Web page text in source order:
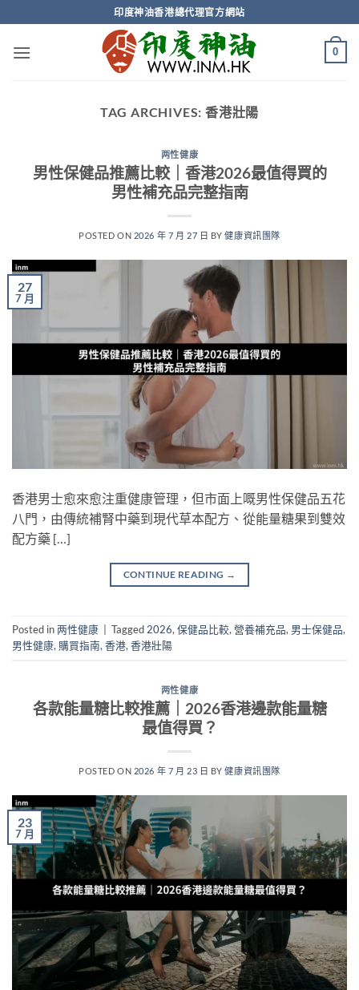
to
content
印度神油香港總代理官方網站
0
TAG ARCHIVES: 香港壯陽
两性健康
男性保健品推薦比較｜香港2026最值得買的
男性補充品完整指南
POSTED ON 2026 年 7 月 27 日 BY健康資訊團隊
27
7 月
香港男士愈來愈注重健康管理，但市面上嘅男性保健品五花
八門，由傳統補腎中藥到現代草本配方、從能量糖果到雙效
配方藥 […]
CONTINUE READING →
Posted in两性健康 Tagged2026,保健品比較,營養補充品, 男士保健品,
男性健康, 購買指南,香港,香港壯陽
两性健康
各款能量糖比較推薦｜2026香港邊款能量糖
最值得買？
POSTED ON 2026 年 7 月 23 日 BY健康資訊團隊
23
7 月